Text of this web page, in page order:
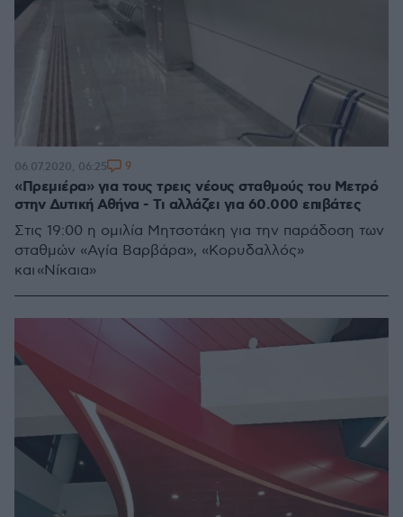
«Πρεμιέρα» για τους τρεις νέους σταθμούς του Μετρό
στην Δυτική Αθήνα - Τι αλλάζει για 60.000 επιβάτες
Στις 19:00 η ομιλία Μητσοτάκη για την παράδοση των
σταθμών «Αγία Βαρβάρα», «Κορυδαλλός»
και «Νίκαια»
06.07.2020, 06:25 9